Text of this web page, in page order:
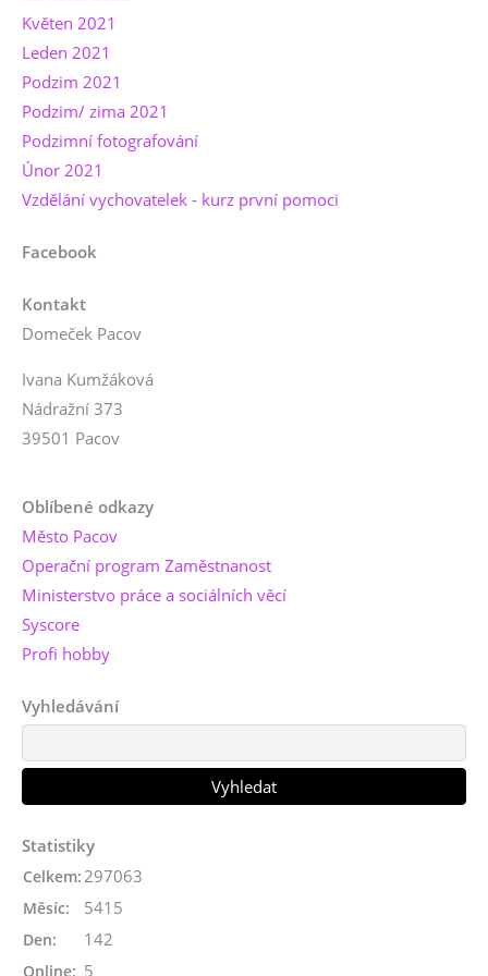
Květen 2021
Leden 2021
Podzim 2021
Podzim/ zima 2021
Podzimní fotografování
Únor 2021
Vzdělání vychovatelek - kurz první pomoci
Facebook
Kontakt
Domeček Pacov
Ivana Kumžáková
Nádražní 373
39501 Pacov
Oblíbené odkazy
Město Pacov
Operační program Zaměstnanost
Ministerstvo práce a sociálních věcí
Syscore
Profi hobby
Vyhledávání
Statistiky
Online: 5
Celkem: 297063
Měsíc: 5415
Den: 142